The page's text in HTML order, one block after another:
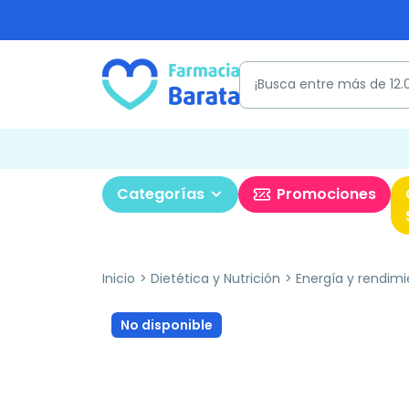
Categorías Promociones
Inicio Dietética y Nutrición Energía y
No disponible